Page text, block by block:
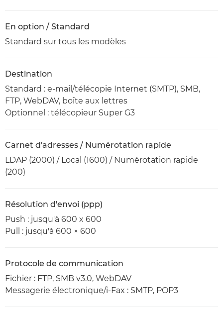
En option / Standard
Standard sur tous les modèles
Destination
Standard : e-mail/télécopie Internet (SMTP), SMB,
FTP, WebDAV, boîte aux lettres
Optionnel : télécopieur Super G3
Carnet d'adresses / Numérotation rapide
LDAP (2000) / Local (1600) / Numérotation rapide
(200)
Résolution d'envoi (ppp)
Push : jusqu'à 600 x 600
Pull : jusqu'à 600 × 600
Protocole de communication
Fichier : FTP, SMB v3.0, WebDAV
Messagerie électronique/i-Fax : SMTP, POP3